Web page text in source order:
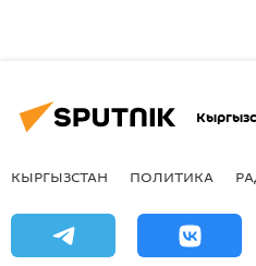
КЫРГЫЗСТАН ПОЛИТИКА